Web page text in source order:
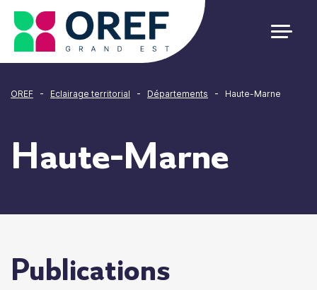
OREF - Eclairage territorial - Départements - Haute-Marne
Haute-Marne
Publications